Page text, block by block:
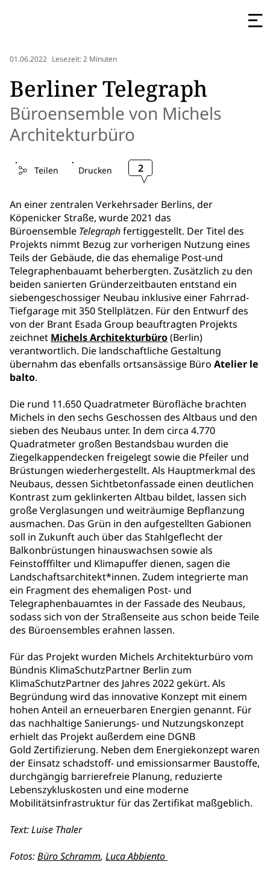
01.06.2022 Lesezeit: 2 Minuten
Berliner Telegraph
Büroensemble von Michels
Architekturbüro
Teilen Drucken 2
An einer zentralen Verkehrsader Berlins, der
Köpenicker Straße, wurde 2021 das
Büroensemble Telegraphfertiggestellt. Der Titel des
Projekts nimmt Bezug zur vorherigen Nutzung eines
Teils der Gebäude, die das ehemalige Post-und
Telegraphenbauamt beherbergten. Zusätzlich zu den
beiden sanierten Gründerzeitbauten entstand ein
siebengeschossiger Neubau inklusive einer Fahrrad-
Tiefgarage mit 350 Stellplätzen. Für den Entwurf des
von der Brant Esada Group beauftragten Projekts
zeichnet Michels Architekturbüro(Berlin)
verantwortlich. Die landschaftliche Gestaltung
übernahm das ebenfalls ortsansässige Büro Atelier le
balto.
Die rund 11.650 Quadratmeter Bürofläche brachten
Michels in den sechs Geschossen des Altbaus und den
sieben des Neubaus unter. In dem circa 4.770
Quadratmeter großen Bestandsbau wurden die
Ziegelkappendecken freigelegt sowie die Pfeiler und
Brüstungen wiederhergestellt. Als Hauptmerkmal des
Neubaus, dessen Sichtbetonfassade einen deutlichen
Kontrast zum geklinkerten Altbau bildet, lassen sich
große Verglasungen und weiträumige Bepflanzung
ausmachen. Das Grün in den aufgestellten Gabionen
soll in Zukunft auch über das Stahlgeflecht der
Balkonbrüstungen hinauswachsen sowie als
Feinstofffilter und Klimapuffer dienen, sagen die
Landschaftsarchitekt*innen. Zudem integrierte man
ein Fragment des ehemaligen Post- und
Telegraphenbauamtes in der Fassade des Neubaus,
sodass sich von der Straßenseite aus schon beide Teile
des Büroensembles erahnen lassen.
Für das Projekt wurden Michels Architekturbüro vom
Bündnis KlimaSchutzPartner Berlin zum
KlimaSchutzPartner des Jahres 2022 gekürt. Als
Begründung wird das innovative Konzept mit einem
hohen Anteil an erneuerbaren Energien genannt. Für
das nachhaltige Sanierungs- und Nutzungskonzept
erhielt das Projekt außerdem eine DGNB
Gold Zertifizierung. Neben dem Energiekonzept waren
der Einsatz schadstoff- und emissionsarmer Baustoffe,
durchgängig barrierefreie Planung, reduzierte
Lebenszykluskosten und eine moderne
Mobilitätsinfrastruktur für das Zertifikat maßgeblich.
Text: Luise Thaler
Fotos:Büro Schramm, Luca Abbiento